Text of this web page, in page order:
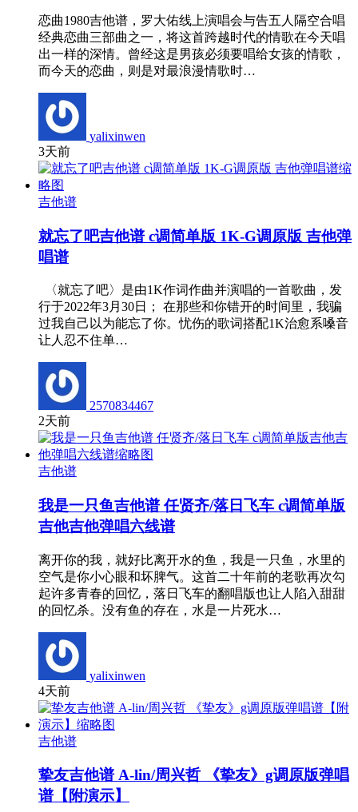
恋曲1980吉他谱，罗大佑线上演唱会与告五人隔空合唱
经典恋曲三部曲之一，将这首跨越时代的情歌在今天唱
出一样的深情。曾经这是男孩必须要唱给女孩的情歌，
而今天的恋曲，则是对最浪漫情歌时…
yalixinwen
3天前
吉他谱
就忘了吧吉他谱 c调简单版 1K-G调原版 吉他弹
唱谱
〈就忘了吧〉是由1K作词作曲并演唱的一首歌曲，发
行于2022年3月30日； 在那些和你错开的时间里，我骗
过我自己以为能忘了你。忧伤的歌词搭配1K治愈系嗓音
让人忍不住单…
2570834467
2天前
吉他谱
我是一只鱼吉他谱 任贤齐/落日飞车 c调简单版
吉他吉他弹唱六线谱
离开你的我，就好比离开水的鱼，我是一只鱼，水里的
空气是你小心眼和坏脾气。这首二十年前的老歌再次勾
起许多青春的回忆，落日飞车的翻唱版也让人陷入甜甜
的回忆杀。没有鱼的存在，水是一片死水…
yalixinwen
4天前
吉他谱
挚友吉他谱 A-lin/周兴哲 《挚友》g调原版弹唱
谱【附演示】